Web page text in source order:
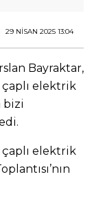
29 NISAN 2025 13:04
Bayraktar,
çaplı elektrik
bizi
çaplı elektrik